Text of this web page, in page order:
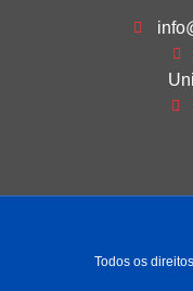
Todos os